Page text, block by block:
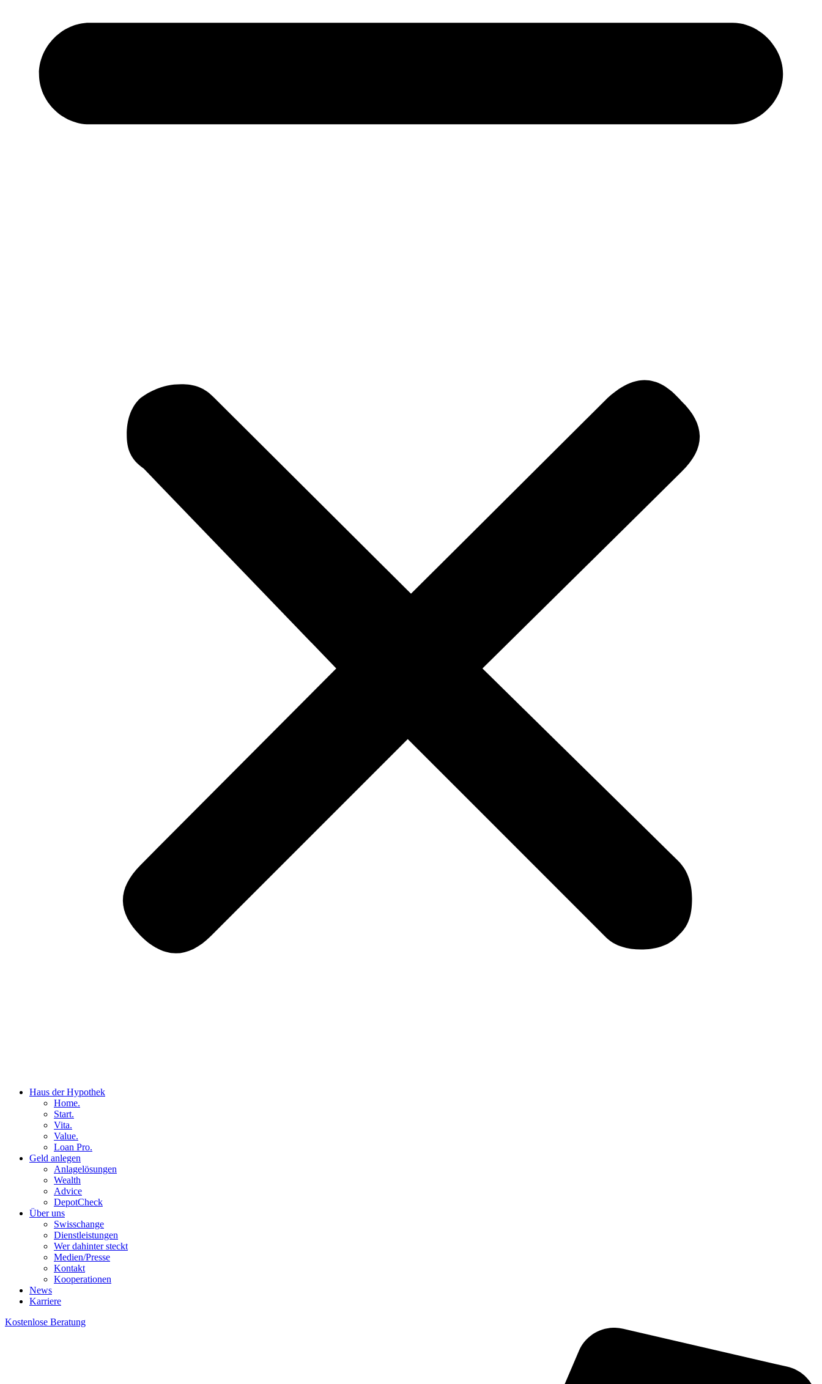
Haus der Hypothek
Home.
Start.
Vita.
Value.
Loan Pro.
Geld anlegen
Anlagelösungen
Wealth
Advice
DepotCheck
Über uns
Swisschange
Dienstleistungen
Wer dahinter steckt
Medien/Presse
Kontakt
Kooperationen
News
Karriere
Kostenlose Beratung